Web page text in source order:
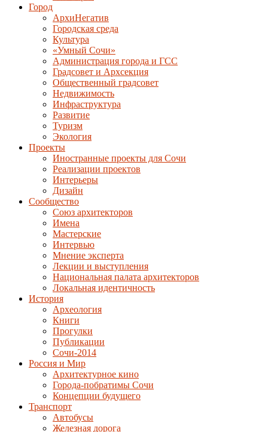
Город
АрхиНегатив
Городская среда
Культура
«Умный Сочи»
Администрация города и ГСС
Градсовет и Архсекция
Общественный градсовет
Недвижимость
Инфраструктура
Развитие
Туризм
Экология
Проекты
Иностранные проекты для Сочи
Реализации проектов
Интерьеры
Дизайн
Сообщество
Союз архитекторов
Имена
Мастерские
Интервью
Мнение эксперта
Лекции и выступления
Национальная палата архитекторов
Локальная идентичность
История
Археология
Книги
Прогулки
Публикации
Сочи-2014
Россия и Мир
Архитектурное кино
Города-побратимы Сочи
Концепции будущего
Транспорт
Автобусы
Железная дорога